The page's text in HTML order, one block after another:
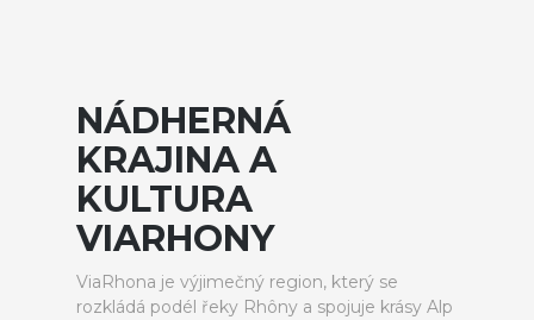
NÁDHERNÁ
KRAJINA A
KULTURA
VIARHONY
ViaRhona je výjimečný region, který se
rozkládá podél řeky Rhôny a spojuje krásy Alp